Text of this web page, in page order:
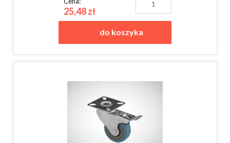
25,48 zł
do koszyka